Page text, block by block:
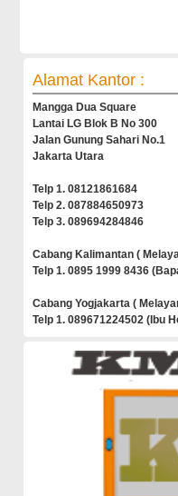
Alamat Kantor :
Mangga Dua Square
Lantai LG Blok B No 300
Jalan Gunung Sahari No.1
Jakarta Utara
Telp 1. 08121861684
Telp 2. 087884650973
Telp 3. 089694284846
Cabang Kalimantan (
Telp 1. 0895 1999 8436
Cabang Yogjakarta (
Telp 1. 089671224502 (Ibu